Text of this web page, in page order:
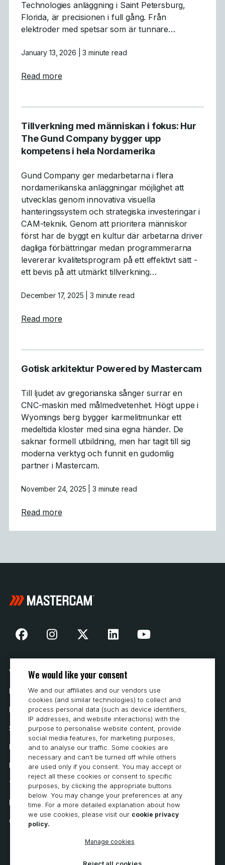
Technologies anläggning i Saint Petersburg,
Florida, är precisionen i full gång. Från
elektroder med spetsar som är tunnare…
January 13, 2026 | 3 minute read
Read moreabout Medicinsk formtillverkning med hög
Tillverkning med människan i fokus: Hur
The Gund Company bygger upp
kompetens i hela Nordamerika
Gund Company ger medarbetarna i flera
nordamerikanska anläggningar möjlighet att
utvecklas genom innovativa visuella
hanteringssystem och strategiska investeringar i
CAM-teknik. Genom att prioritera människor
först har de byggt en kultur där arbetarna driver
dagliga förbättringar medan programmerarna
levererar kvalitetsprogram på ett effektivt sätt -
ett bevis på att utmärkt tillverkning…
December 17, 2025 | 3 minute read
Read moreabout Tillverkning med människan i
Gotisk arkitektur Powered by Mastercam
Till ljudet av gregorianska sånger surrar en
CNC-maskin med målmedvetenhet. Högt uppe i
Wyomings berg bygger karmelitmunkar ett
medeltida kloster med sina egna händer. De
saknar formell utbildning, men har tagit till sig
moderna verktyg och funnit en gudomlig
partner i Mastercam.
November 24, 2025 | 3 minute read
Read moreabout Gotisk arkitektur Powered by
Vår historia
Hur man köper
Karriär
Systemkrav
Integritet
Integritetspolicy
Tillgänglighetsutlåtande
Policy för cookies
Cookie Preferences
We would like your consent
We and our affiliates and our vendors use
cookies (and similar technologies) to collect and
process personal data (such as device identifiers,
IP addresses, and website interactions) with the
purpose to personalise website content, provide
social media features, for marketing purposes,
and to analyse our traffic. Some cookies are
necessary and can’t be turned off while others
are used only if you consent. You may accept or
reject all these cookies or consent to specific
purposes, by clicking the appropriate buttons
below. You may change your preferences at any
time. For a more detailed explanation about how
we use cookies, please visit our cookie privacy
policy.
Manage cookies